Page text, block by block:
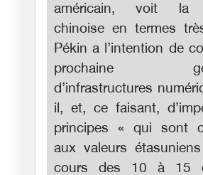
américain, voit la
chinoise en termes
Pékin a l’intention de
prochaine
d’infrastructures
il, et, ce faisant,
principes « qui sont
aux valeurs
cours des 10 à 15